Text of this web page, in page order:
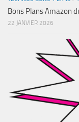
Bons Plans Amazon
22 JANVIER 2026